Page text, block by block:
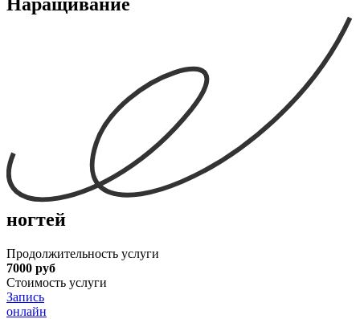
ногтей
Продолжительность услуги
7000 руб
Стоимость услуги
Запись
онлайн